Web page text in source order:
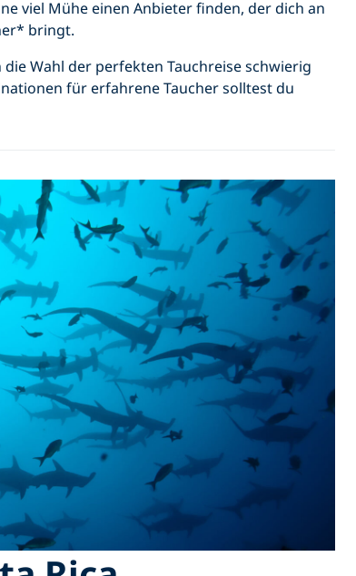
viel Mühe einen Anbieter finden, der dich an
bringt.
die Wahl der perfekten Tauchreise schwierig
für erfahrene Taucher solltest du